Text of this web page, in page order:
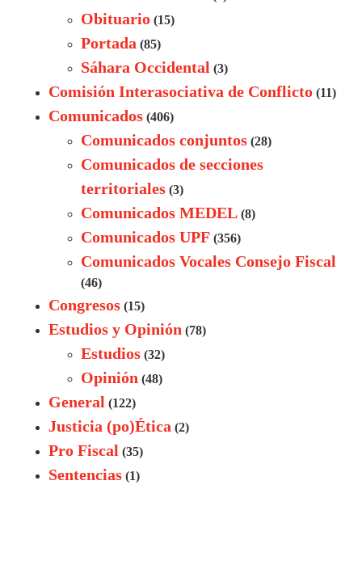
Obituario (15)
Portada (85)
Sáhara Occidental (3)
Comisión Interasociativa de Conflicto (11)
Comunicados (406)
Comunicados conjuntos (28)
Comunicados de secciones
territoriales (3)
Comunicados MEDEL (8)
Comunicados UPF (356)
Comunicados Vocales Consejo Fiscal
(46)
Congresos (15)
Estudios y Opinión (78)
Estudios (32)
Opinión (48)
General (122)
Justicia (po)Ética (2)
Pro Fiscal (35)
Sentencias (1)